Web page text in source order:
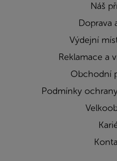
Náš
Doprava
Výdejní
Reklamace a
Obchodní
Podmínky